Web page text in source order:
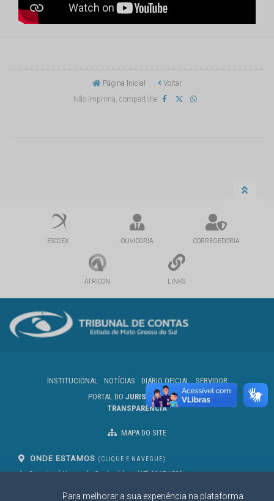
Para melhorar a sua experiência na plataforma
Página Inicial
Voltar
Não imprima, compartilhe
ESCOEX OUVIDORIA CORREGEDORIA
ATRICON LINKS
INSTITUCIONAL NOTÍCIAS DIÁRIO OFICIAL
SERVIDOR
PORTAL DO JURISDICIONADO
TRANSPARÊNCIA
MAPA DO SITE
ONDE ESTAMOS (CLIQUE E NAVEGUE)
Av. Des. José Nunes da Cunha, bloco
Campo Grande/MS
(67) 3317-1500